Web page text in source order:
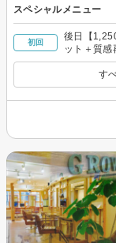
スペシャルメニュー
初回
後日【
ット＋質感
ショート
す